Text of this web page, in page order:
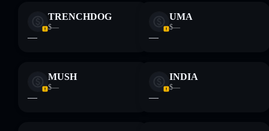
TRENCHDOG
$—
—
UMA
$—
—
MUSH
$—
—
INDIA
$—
—